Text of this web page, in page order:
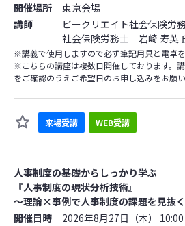
開催場所
東京会場
講師
ビークリエイト社会保険
社会保険労務士 岩崎 寿英
※講義で使用しますので必ず筆記用具と電卓
※こちらの講座は複数日開催しております。
をご確認のうえご希望日のお申し込みをお願
来場受講 WEB受講
人事制度の基礎からしっかり学ぶ
『人事制度の現状分析技術』
～理論×事例で人事制度の課題を見抜
開催日時
2026年8月27日（木）